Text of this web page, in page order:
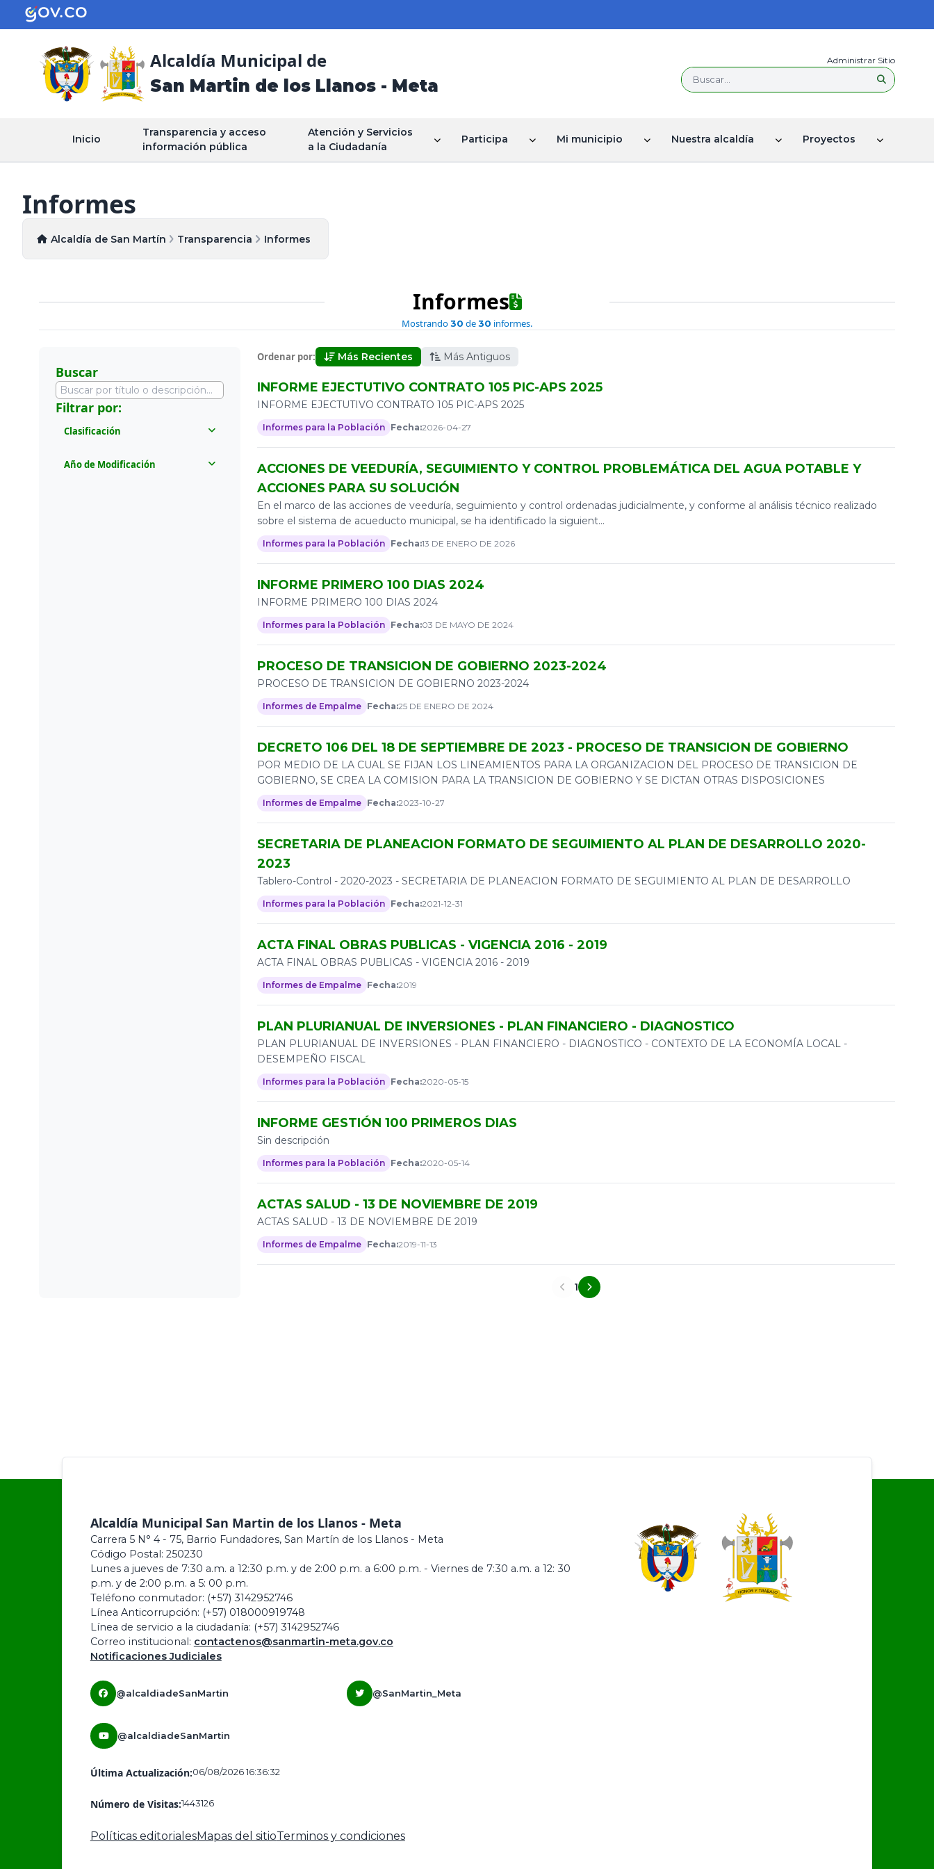
Alcaldía Municipal de
San Martin de los Llanos - Meta
Administrar Sitio
Buscar...
Inicio
Transparencia y acceso
información pública
Atención y Servicios
a la Ciudadanía
Participa Mi municipio Nuestra alcaldía Proyectos
Informes
Alcaldía de San Martín Transparencia Informes
Informes
Mostrando30 de30 informes.
Buscar
Filtrar por:
Clasificación
Año de Modificación
Ordenar por: Más Recientes Más Antiguos
INFORME EJECTUTIVO CONTRATO 105 PIC-APS 2025
INFORME EJECTUTIVO CONTRATO 105 PIC-APS 2025
Informes para la Población Fecha:2026-04-27
ACCIONES DE VEEDURÍA, SEGUIMIENTO Y CONTROL PROBLEMÁTICA DEL AGUA POTABLE Y
ACCIONES PARA SU SOLUCIÓN
En el marco de las acciones de veeduría, seguimiento y control ordenadas judicialmente, y conforme al análisis técnico realizado
sobre el sistema de acueducto municipal, se ha identificado la siguient...
Informes para la Población Fecha:13 DE ENERO DE 2026
INFORME PRIMERO 100 DIAS 2024
INFORME PRIMERO 100 DIAS 2024
Informes para la Población Fecha:03 DE MAYO DE 2024
PROCESO DE TRANSICION DE GOBIERNO 2023-2024
PROCESO DE TRANSICION DE GOBIERNO 2023-2024
Informes de Empalme Fecha:25 DE ENERO DE 2024
DECRETO 106 DEL 18 DE SEPTIEMBRE DE 2023 - PROCESO DE TRANSICION DE GOBIERNO
POR MEDIO DE LA CUAL SE FIJAN LOS LINEAMIENTOS PARA LA ORGANIZACION DEL PROCESO DE TRANSICION DE
GOBIERNO, SE CREA LA COMISION PARA LA TRANSICION DE GOBIERNO Y SE DICTAN OTRAS DISPOSICIONES
Informes de Empalme Fecha:2023-10-27
SECRETARIA DE PLANEACION FORMATO DE SEGUIMIENTO AL PLAN DE DESARROLLO 2020-
2023
Tablero-Control - 2020-2023 - SECRETARIA DE PLANEACION FORMATO DE SEGUIMIENTO AL PLAN DE DESARROLLO
Informes para la Población Fecha:2021-12-31
ACTA FINAL OBRAS PUBLICAS - VIGENCIA 2016 - 2019
ACTA FINAL OBRAS PUBLICAS - VIGENCIA 2016 - 2019
Informes de Empalme Fecha:2019
PLAN PLURIANUAL DE INVERSIONES - PLAN FINANCIERO - DIAGNOSTICO
PLAN PLURIANUAL DE INVERSIONES - PLAN FINANCIERO - DIAGNOSTICO - CONTEXTO DE LA ECONOMÍA LOCAL -
DESEMPEÑO FISCAL
Informes para la Población Fecha:2020-05-15
INFORME GESTIÓN 100 PRIMEROS DIAS
Sin descripción
Informes para la Población Fecha:2020-05-14
ACTAS SALUD - 13 DE NOVIEMBRE DE 2019
ACTAS SALUD - 13 DE NOVIEMBRE DE 2019
Informes de Empalme Fecha:2019-11-13
1
Alcaldía Municipal San Martin de los Llanos - Meta
Carrera 5 N° 4 - 75, Barrio Fundadores, San Martín de los Llanos - Meta
Código Postal: 250230
Lunes a jueves de 7:30 a.m. a 12:30 p.m. y de 2:00 p.m. a 6:00 p.m. - Viernes de 7:30 a.m. a 12: 30
p.m. y de 2:00 p.m. a 5: 00 p.m.
Teléfono conmutador: (+57) 3142952746
Línea Anticorrupción: (+57) 018000919748
Línea de servicio a la ciudadanía: (+57) 3142952746
Correo institucional: contactenos@sanmartin-meta.gov.co
Notificaciones Judiciales
@alcaldiadeSanMartin @SanMartin_Meta
@alcaldiadeSanMartin
Última Actualización:06/08/2026 16:36:32
Número de Visitas:1443126
Políticas editorialesMapas del sitioTerminos y condiciones